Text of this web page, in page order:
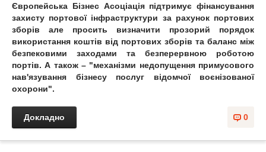
Європейська Бізнес Асоціація підтримує фінансування
захисту портової інфраструктури за рахунок портових
зборів але просить визначити прозорий порядок
використання коштів від портових зборів та баланс між
безпековими заходами та безперервною роботою
портів. А також – "механізми недопущення примусового
нав'язування бізнесу послуг відомчої воєнізованої
охорони".
0
Докладно